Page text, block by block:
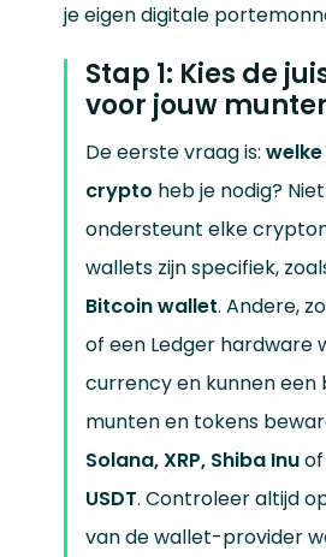
je eigen digitale
Stap 1: Kies de
voor jouw
De eerste vraag is:
crypto heb je nodig?
ondersteunt elke
wallets zijn specifiek,
Bitcoin wallet. Andere,
of een Ledger hardware
currency en kunnen een
munten en tokens
Solana, XRP, Shiba Inuof
USDT. Controleer altijd
van de wallet-provider